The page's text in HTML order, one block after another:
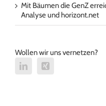
Mit Bäumen die GenZ
Analyse und horizont.net
Wollen wir uns vernetzen?